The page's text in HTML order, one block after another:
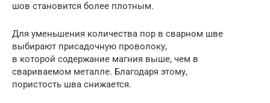
шов становится более плотным.
Для уменьшения количества пор в сварном шве
выбирают присадочную проволоку,
в которой содержание магния выше, чем в
свариваемом металле. Благодаря этому,
пористость шва снижается.